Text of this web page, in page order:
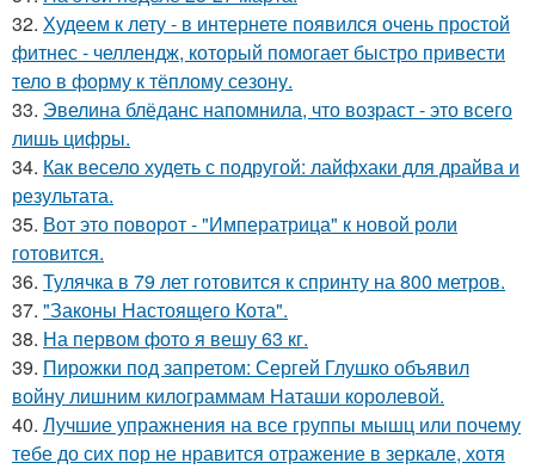
32. Худеем к лету - в интернете появился очень простой
фитнес - челлендж, который помогает быстро привести
тело в форму к тёплому сезону.
33. Эвелина блёданс напомнила, что возраст - это всего
лишь цифры.
34. Как весело худеть с подругой: лайфхаки для драйва и
результата.
35. Вот это поворот - "Императрица" к новой роли
готовится.
36. Тулячка в 79 лет готовится к спринту на 800 метров.
37. "Законы Настоящего Кота".
38. На первом фото я вешу 63 кг.
39. Пирожки под запретом: Сергей Глушко объявил
войну лишним килограммам Наташи королевой.
40. Лучшие упражнения на все группы мышц или почему
тебе до сих пор не нравится отражение в зеркале, хотя